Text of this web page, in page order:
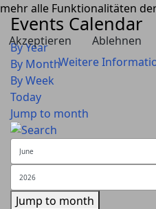
Events Calendar
By Year
By Month
By Week
Today
Jump to month
Jump to month
mehr alle Funktionalitäten
Akzeptieren
Ablehnen
Weitere